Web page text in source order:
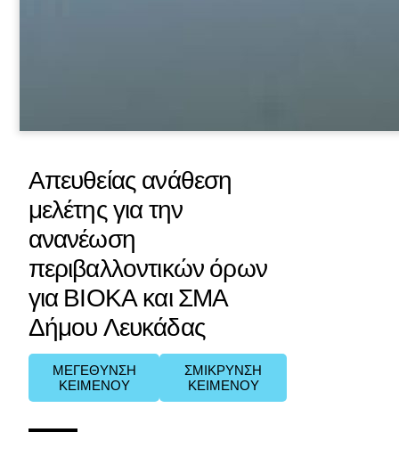
Απευθείας ανάθεση
μελέτης για την
ανανέωση
περιβαλλοντικών όρων
για ΒΙΟΚΑ και ΣΜΑ
Δήμου Λευκάδας
ΜΕΓΕΘΥΝΣΗ
ΚΕΙΜΕΝΟΥ
ΣΜΙΚΡΥΝΣΗ
ΚΕΙΜΕΝΟΥ